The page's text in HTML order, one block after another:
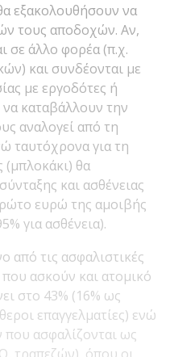
εξακολουθήσουν να
τους αποδοχών. Αν,
σε άλλο φορέα (π.χ.
και συνδέονται με
με εργοδότες ή
να καταβάλλουν την
αναλογεί από τη
ταυτόχρονα για τη
(μπλοκάκι) θα
και ασθένειας
ευρώ της αμοιβής
για ασθένεια).
από τις ασφαλιστικές
ασκούν και ατομικό
στο 43% (16% ως
επαγγελματίες) ενώ
που ασφαλίζονται ως